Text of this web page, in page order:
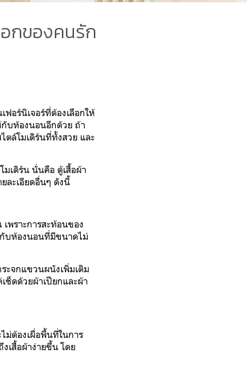
กของคนรัก
ฟอร์นิเจอร์ที่ต้องเลือกให้
กับห้องนอนอีกด้วย ถ้า
ตล์โมเดิร์นที่ทั้งสวย และ
เดิร์น นั่นคือ ตู้เสื้อผ้า
ละเอียดอื่นๆ ดังนี้
พราะการสะท้อนของ
กับห้องนอนที่มีขนาดไม่
ะจกแขวนผนังเพิ่มเติม
ช็ดด้วยผ้าเปียกและผ้า
ม่ต้องเผื่อพื้นที่ในการ
เสื้อผ้าง่ายขึ้น โดย